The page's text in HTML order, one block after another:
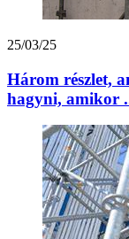
25/03/25
Három részlet,
hagyni, amikor